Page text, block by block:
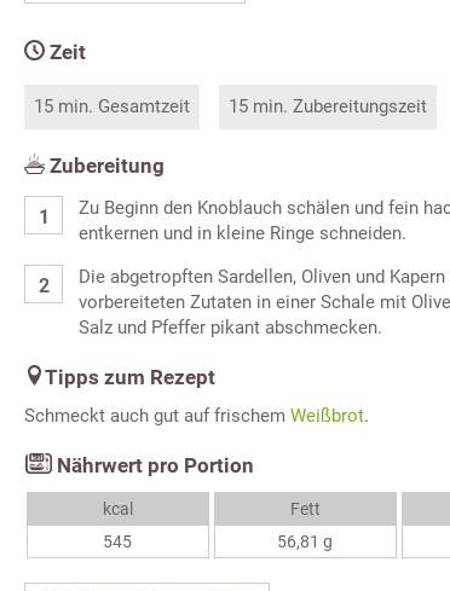
Zeit
15 min. Gesamtzeit 15 min. Zubereitungszeit
Zubereitung
Zu Beginn den Knoblauch schälen und fein
entkernen und in kleine Ringe schneiden.
Die abgetropften Sardellen, Oliven und
vorbereiteten Zutaten in einer Schale mit
Salz und Pfeffer pikant abschmecken.
Tipps zum Rezept
Schmeckt auch gut auf frischem Weißbrot.
Nährwert pro Portion
kcal
545
Fett
56,81 g